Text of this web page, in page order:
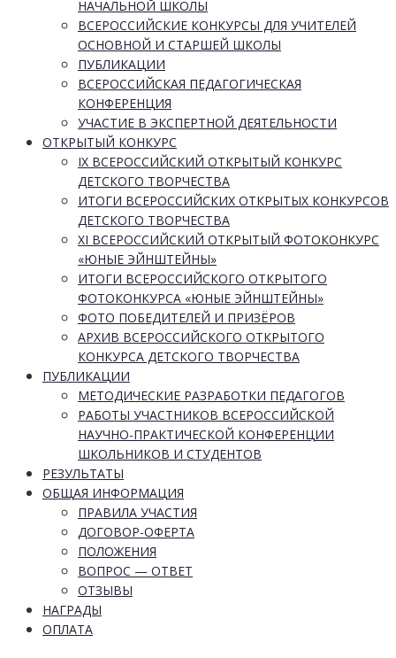
НАЧАЛЬНОЙ ШКОЛЫ
ВСЕРОССИЙСКИЕ КОНКУРСЫ ДЛЯ УЧИТЕЛЕЙ
ОСНОВНОЙ И СТАРШЕЙ ШКОЛЫ
ПУБЛИКАЦИИ
ВСЕРОССИЙСКАЯ ПЕДАГОГИЧЕСКАЯ
КОНФЕРЕНЦИЯ
УЧАСТИЕ В ЭКСПЕРТНОЙ ДЕЯТЕЛЬНОСТИ
ОТКРЫТЫЙ КОНКУРС
IX ВСЕРОССИЙСКИЙ ОТКРЫТЫЙ КОНКУРС
ДЕТСКОГО ТВОРЧЕСТВА
ИТОГИ ВСЕРОССИЙСКИХ ОТКРЫТЫХ КОНКУРСОВ
ДЕТСКОГО ТВОРЧЕСТВА
XI ВСЕРОССИЙСКИЙ ОТКРЫТЫЙ ФОТОКОНКУРС
«ЮНЫЕ ЭЙНШТЕЙНЫ»
ИТОГИ ВСЕРОССИЙСКОГО ОТКРЫТОГО
ФОТОКОНКУРСА «ЮНЫЕ ЭЙНШТЕЙНЫ»
ФОТО ПОБЕДИТЕЛЕЙ И ПРИЗЁРОВ
АРХИВ ВСЕРОССИЙСКОГО ОТКРЫТОГО
КОНКУРСА ДЕТСКОГО ТВОРЧЕСТВА
ПУБЛИКАЦИИ
МЕТОДИЧЕСКИЕ РАЗРАБОТКИ ПЕДАГОГОВ
РАБОТЫ УЧАСТНИКОВ ВСЕРОССИЙСКОЙ
НАУЧНО-ПРАКТИЧЕСКОЙ КОНФЕРЕНЦИИ
ШКОЛЬНИКОВ И СТУДЕНТОВ
РЕЗУЛЬТАТЫ
ОБЩАЯ ИНФОРМАЦИЯ
ПРАВИЛА УЧАСТИЯ
ДОГОВОР-ОФЕРТА
ПОЛОЖЕНИЯ
ВОПРОС — ОТВЕТ
ОТЗЫВЫ
НАГРАДЫ
ОПЛАТА